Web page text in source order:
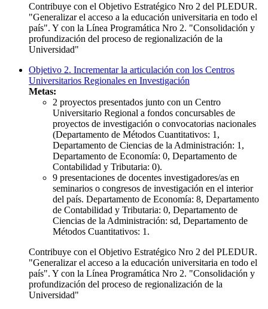
Contribuye con el Objetivo Estratégico Nro 2 del PLEDUR.
"Generalizar el acceso a la educación universitaria en todo el
país". Y con la Línea Programática Nro 2. "Consolidación y
profundización del proceso de regionalización de la
Universidad"
Objetivo 2. Incrementar la articulación con los Centros
Universitarios Regionales en Investigación
Metas:
2 proyectos presentados junto con un Centro
Universitario Regional a fondos concursables de
proyectos de investigación o convocatorias nacionales
(Departamento de Métodos Cuantitativos: 1,
Departamento de Ciencias de la Administración: 1,
Departamento de Economía: 0, Departamento de
Contabilidad y Tributaria: 0).
9 presentaciones de docentes investigadores/as en
seminarios o congresos de investigación en el interior
del país. Departamento de Economía: 8, Departamento
de Contabilidad y Tributaria: 0, Departamento de
Ciencias de la Administración: sd, Departamento de
Métodos Cuantitativos: 1.
Contribuye con el Objetivo Estratégico Nro 2 del PLEDUR.
"Generalizar el acceso a la educación universitaria en todo el
país". Y con la Línea Programática Nro 2. "Consolidación y
profundización del proceso de regionalización de la
Universidad"